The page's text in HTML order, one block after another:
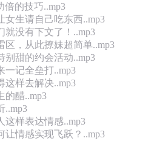
倍的技巧..mp3
女生请自己吃东西..mp3
就没有下文了！..mp3
区，从此撩妹超简单..mp3
别甜的约会活动..mp3
一记全垒打..mp3
这样去解决..mp3
的醋..mp3
..mp3
这样表达情感..mp3
让情感实现飞跃？..mp3